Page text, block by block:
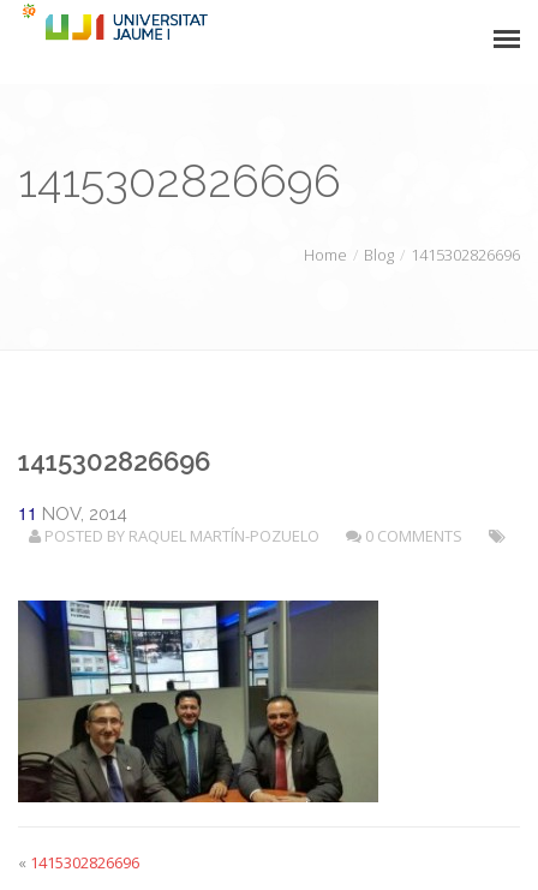
STAFF
1415302826696
Home Blog 1415302826696
1415302826696
11 NOV, 2014
POSTED BY RAQUEL MARTÍN-POZUELO 0 COMMENTS
« 1415302826696